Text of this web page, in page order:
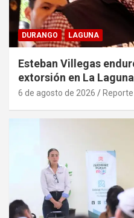
DURANGO LAGUNA
Esteban Villegas
extorsión en La Laguna
6 de agosto de 2026